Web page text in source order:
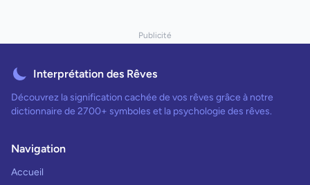
Publicité
Interprétation des Rêves
Découvrez la signification cachée de vos rêves grâce à notre
dictionnaire de 2700+ symboles et la psychologie des rêves.
Navigation
Accueil